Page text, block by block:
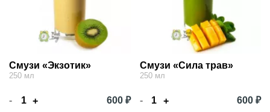
Смузи «Экзотик»
250 мл
- + 600 ₽
Смузи «Сила трав»
250 мл
- + 600 ₽